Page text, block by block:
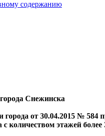
содержанию
Снежинска
от 30.04.2015 № 584
этажей более